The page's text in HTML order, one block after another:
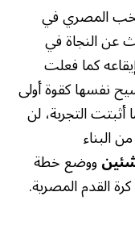
المصري في
عن النجاة في
كما فعلت
نفسها كقوة أولى
أثبتت التجربة، لن
البناء
ووضع خطة
القدم المصرية.